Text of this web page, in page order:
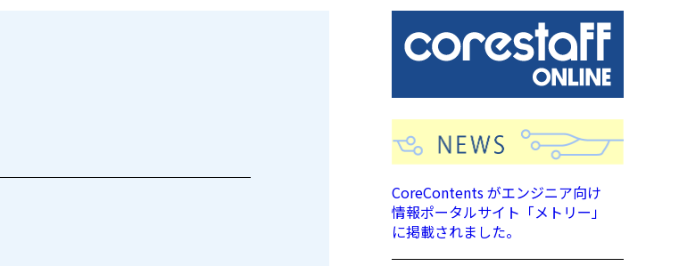
CoreContents がエンジニア向け
情報ポータルサイト「メトリー」
に掲載されました。